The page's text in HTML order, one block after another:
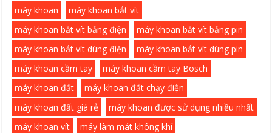
máy khoan
máy khoan bắt vít
máy khoan bắt vít bằng điện
máy khoan bắt vít bằng pin
máy khoan bắt vít dùng điện
máy khoan bắt vít dùng pin
máy khoan cầm tay
máy khoan cầm tay Bosch
máy khoan đất
máy khoan đất chạy điện
máy khoan đất giá rẻ
máy khoan được sử dụng nhiều nhất
máy khoan vít
máy làm mát không khí